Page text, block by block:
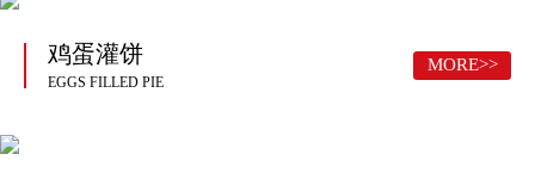
鸡蛋灌饼
EGGS FILLED PIE
MORE>>